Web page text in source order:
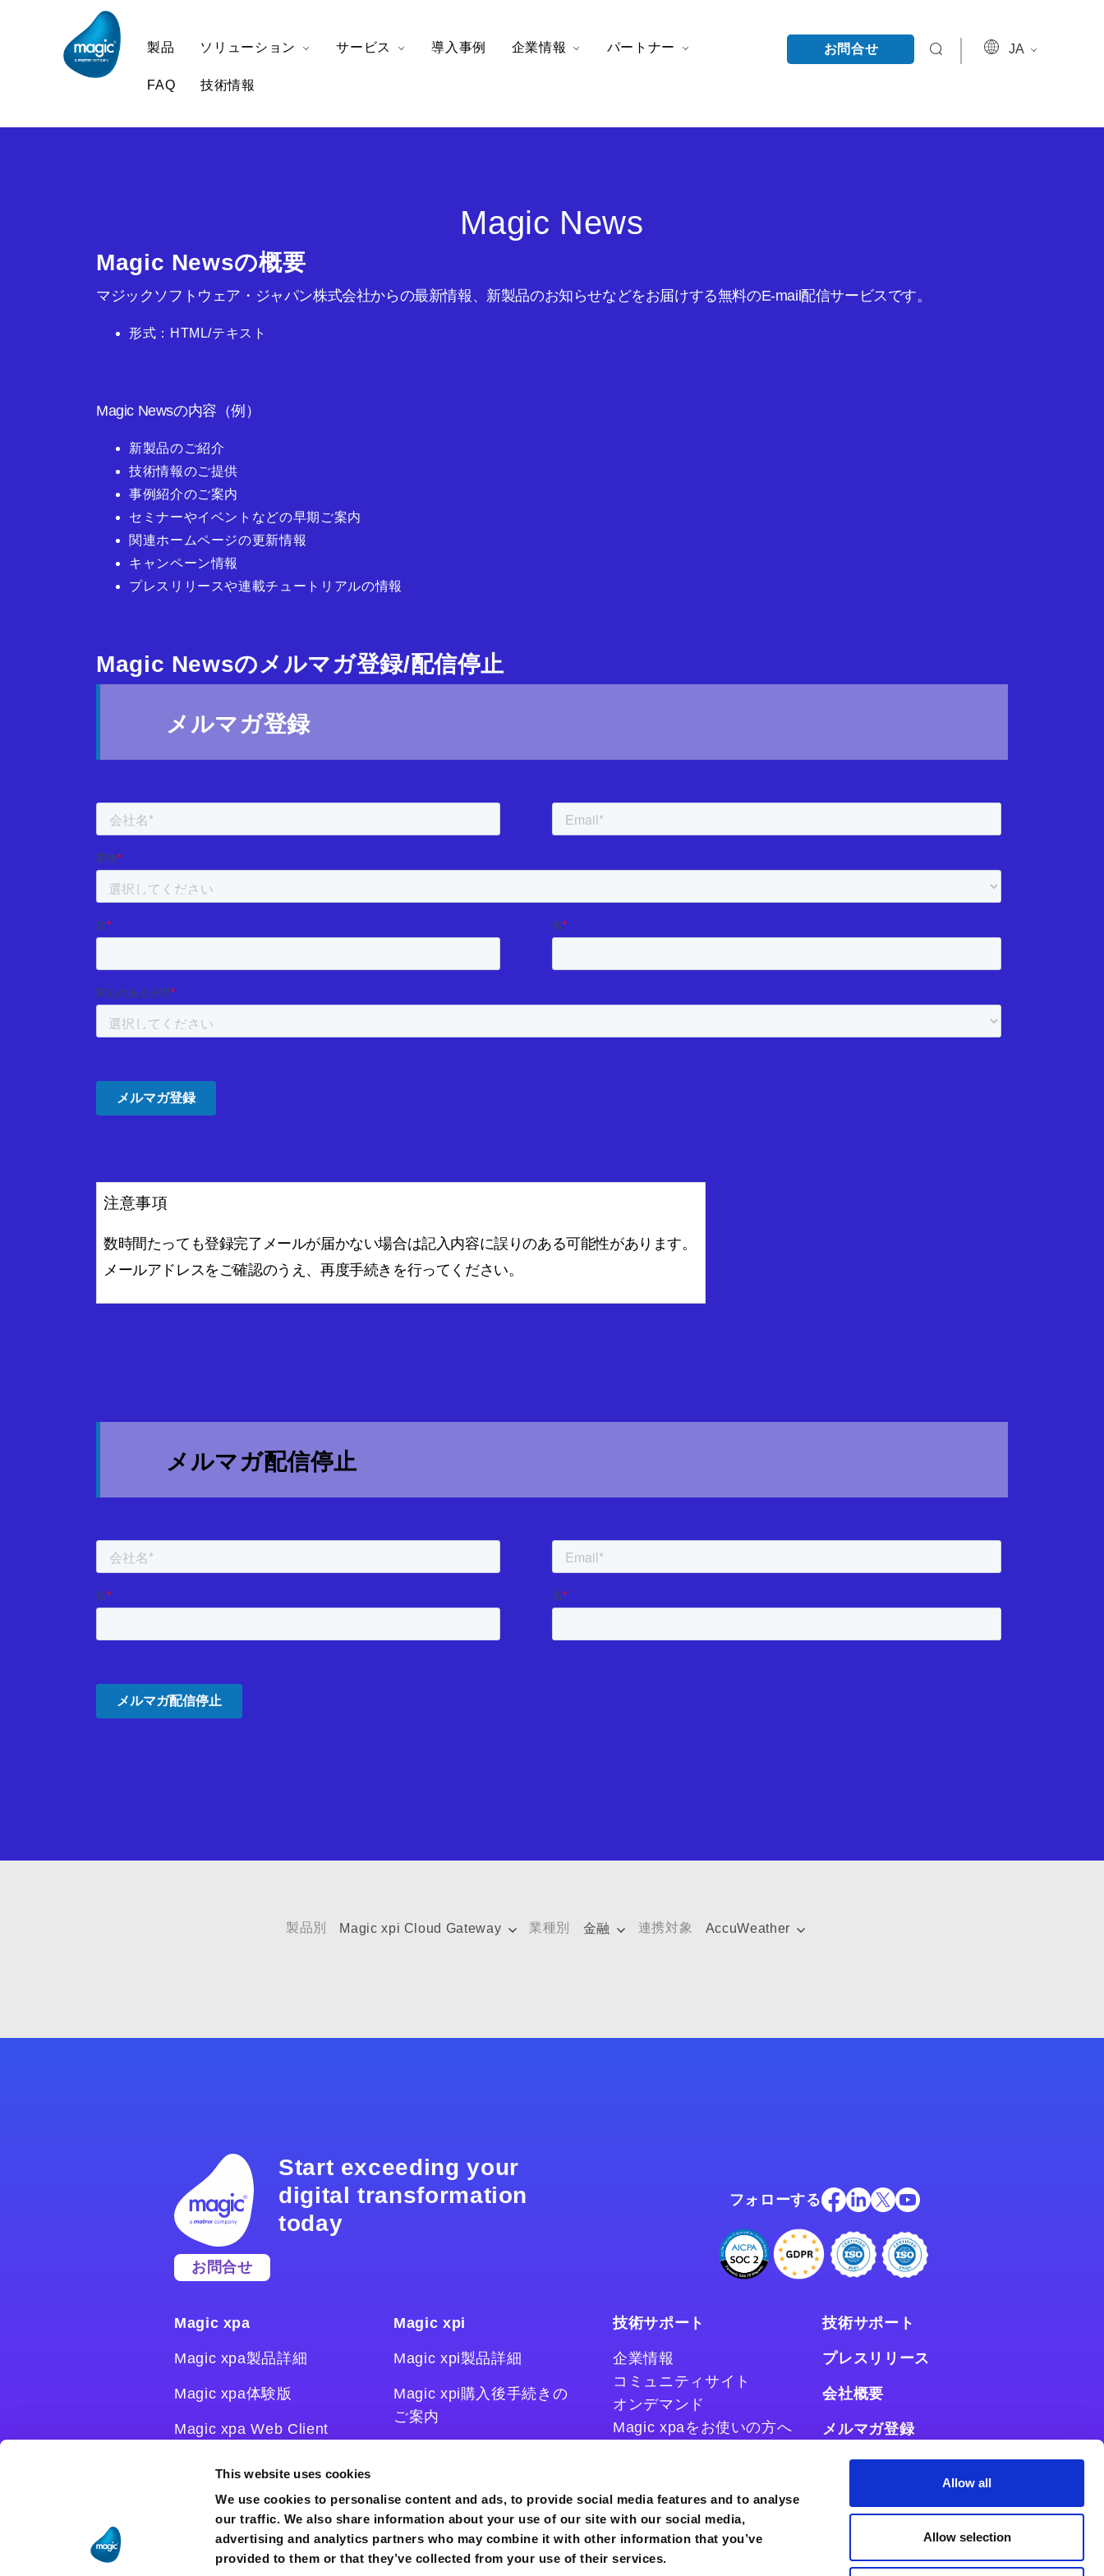
This website uses cookies
We use cookies to personalise content and ads, to provide social media features and to analyse
our traffic. We also share information about your use of our site with our social media,
advertising and analytics partners who may combine it with other information that you’ve
provided to them or that they’ve collected from your use of their services.
Allow all
Allow selection
製品 ソリューション サービス 導入事例 企業情報 パートナー
FAQ 技術情報
お問合せ JA
Magic News
Magic Newsの概要
マジックソフトウェア・ジャパン株式会社からの最新情報、新製品のお知らせなどをお届けする無料のE-mail配信サービスです。
形式：HTML/テキスト
Magic Newsの内容（例）
新製品のご紹介
技術情報のご提供
事例紹介のご案内
セミナーやイベントなどの早期ご案内
関連ホームページの更新情報
キャンペーン情報
プレスリリースや連載チュートリアルの情報
Magic Newsのメルマガ登録/配信停止
メルマガ登録
注意事項
数時間たっても登録完了メールが届かない場合は記入内容に誤りのある可能性があります。
メールアドレスをご確認のうえ、再度手続きを行ってください。
メルマガ配信停止
製品別 Magic xpi Cloud Gateway 業種別 金融 連携対象 AccuWeather
Start exceeding your
digital transformation
today
お問合せ
フォローする
Magic xpa
Magic xpa製品詳細
Magic xpa体験版
Magic xpa Web Client
ユーザー登録/ライセンス発
Magic xpi
Magic xpi製品詳細
Magic xpi購入後手続きの
ご案内
技術サポート
企業情報
コミュニティサイト
オンデマンド
Magic xpaをお使いの方へ
コラム
技術サポート
プレスリリース
会社概要
メルマガ登録